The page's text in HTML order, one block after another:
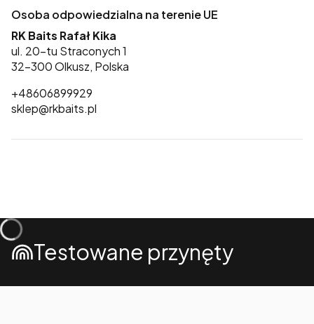
Osoba odpowiedzialna na terenie UE
RK Baits Rafał Kika
ul. 20-tu Straconych 1
32-300 Olkusz, Polska
+48606899929
sklep@rkbaits.pl
Testowane przynęty